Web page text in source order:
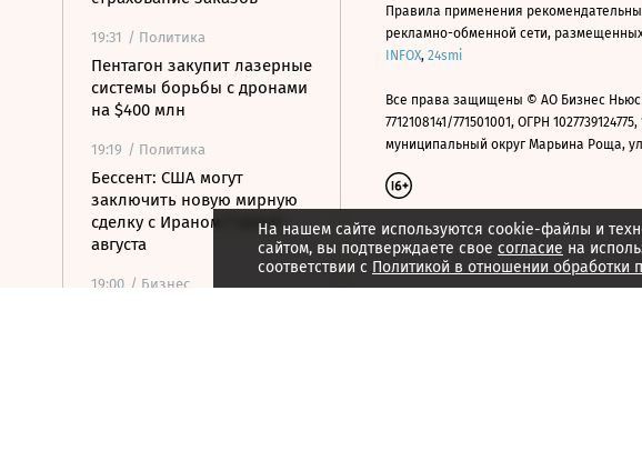
19:31 / Политика
Пентагон закупит лазерные
системы борьбы с дронами
на $400 млн
19:19 / Политика
Бессент: США могут
заключить новую мирную
сделку с Ираном 7 или 8
августа
19:00 / Бизнес
На нашем сайте используются cookie-файлы и
сайтом, вы подтверждаете свое согласие на
соответствии с Политикой в отношении обработки
Правила применения
рекламно-обменной сети,
INFOX, 24smi
Все права защищены © АО Бизнес
7712108141/771501001, ОГРН
муниципальный округ Марьина Роща,